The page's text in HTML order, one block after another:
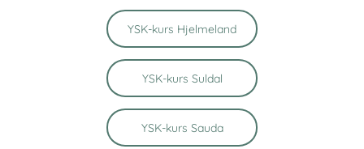
YSK-kurs Hjelmeland
YSK-kurs Suldal
YSK-kurs Sauda